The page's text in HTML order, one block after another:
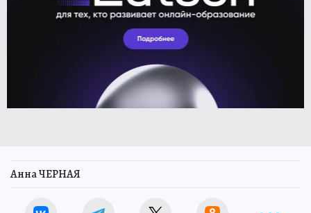
Анна ЧЕРНАЯ